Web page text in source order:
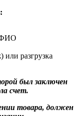
ФИО
или разгрузка
был заключен
счет.
товара, должен